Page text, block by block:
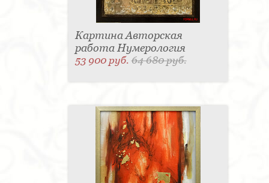
Картина Авторская
работа Нумерология
53 900 руб.64 680 руб.